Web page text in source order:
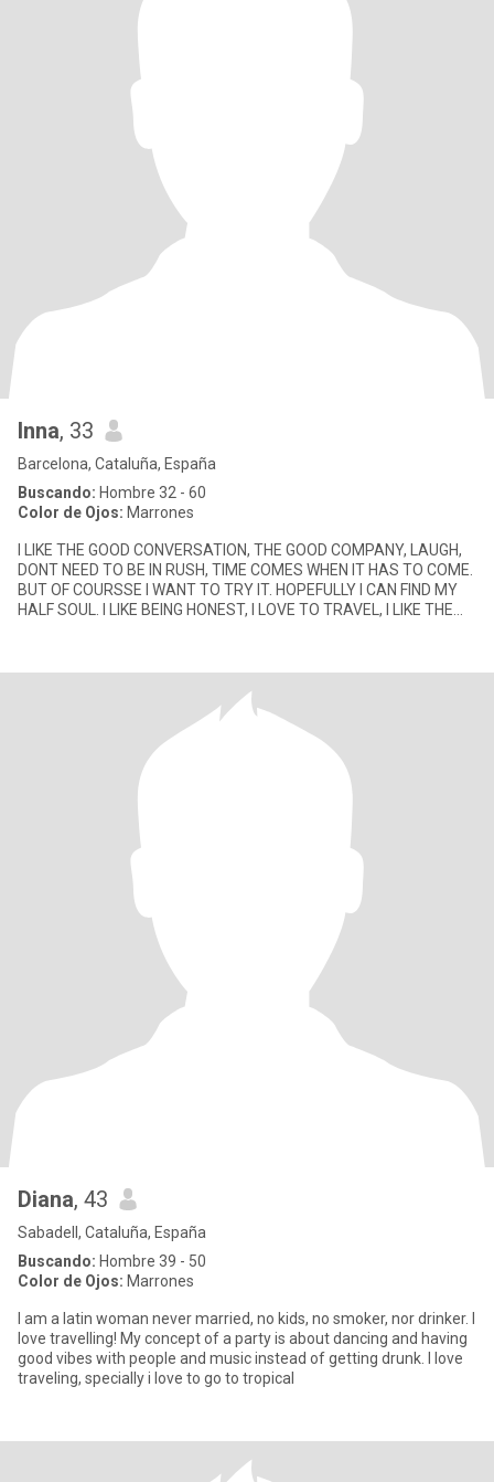
Inna, 33
Barcelona, Cataluña, España
Buscando: Hombre 32 - 60
Color de Ojos: Marrones
I LIKE THE GOOD CONVERSATION, THE GOOD COMPANY, LAUGH,
DONT NEED TO BE IN RUSH, TIME COMES WHEN IT HAS TO COME.
BUT OF COURSSE I WANT TO TRY IT. HOPEFULLY I CAN FIND MY
HALF SOUL. I LIKE BEING HONEST, I LOVE TO TRAVEL, I LIKE THE
Diana, 43
Sabadell, Cataluña, España
Buscando: Hombre 39 - 50
Color de Ojos: Marrones
I am a latin woman never married, no kids, no smoker, nor drinker. I
love travelling! My concept of a party is about dancing and having
good vibes with people and music instead of getting drunk. I love
traveling, specially i love to go to tropical